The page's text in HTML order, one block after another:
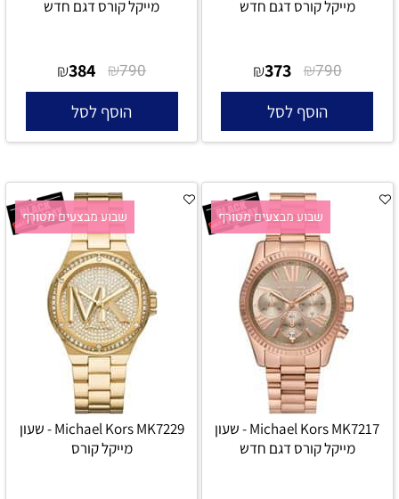
מייקל קורס דגם חדש
₪790
₪373
הוסף לסל
מייקל קורס דגם חדש
₪790
₪384
הוסף לסל
שבוע מבצעים מטורף
Michael Kors MK7217 - שעון
מייקל קורס דגם חדש
שבוע מבצעים מטורף
Michael Kors MK7229 - שעון
מייקל קורס